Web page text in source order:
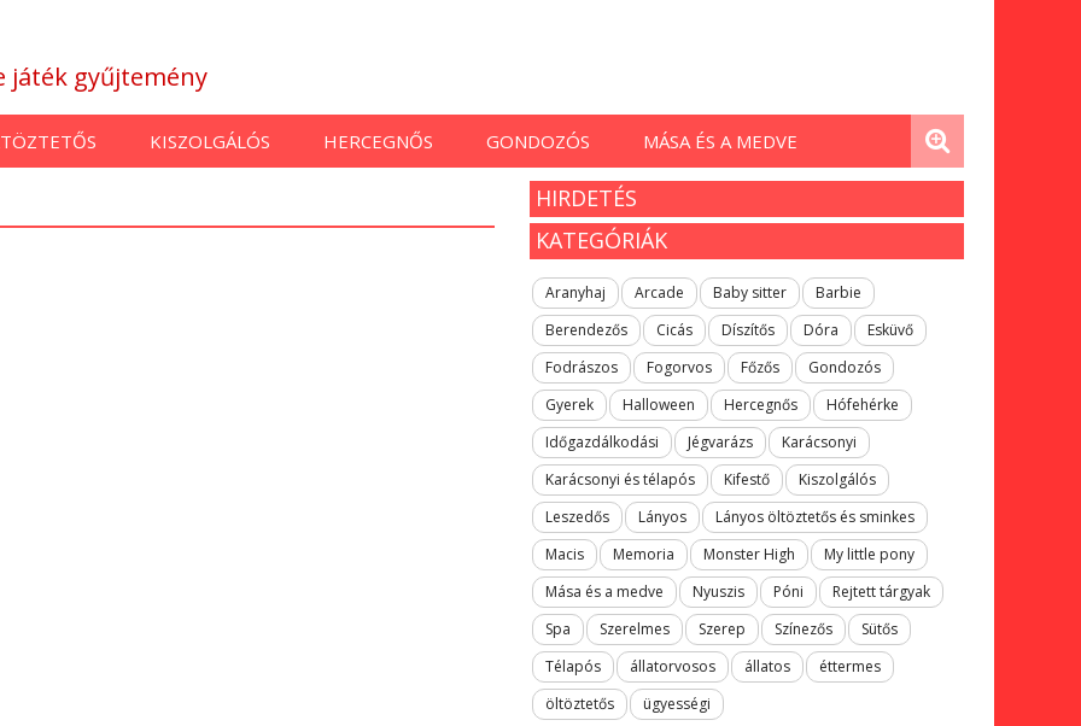
játék gyűjtemény
KISZOLGÁLÓS HERCEGNŐS GONDOZÓS MÁSA ÉS A MEDVE
HIRDETÉS
KATEGÓRIÁK
Aranyhaj Arcade Baby sitter
Barbie
Berendezős
Cicás Díszítős Dóra
Esküvő
Fodrászos
Fogorvos Főzős
Gondozós
Gyerek
Halloween Hercegnős
Hófehérke
Időgazdálkodási
Jégvarázs
Karácsonyi
Karácsonyi és télapós
Kifestő
Kiszolgálós
Leszedős
Lányos
Lányos öltöztetős és sminkes
Macis
Memoria Monster High
My little pony
Mása és a medve
Nyuszis Póni
Rejtett tárgyak
Spa
Szerelmes Szerep Színezős
Sütős
Télapós
állatorvosos állatos
éttermes
öltöztetős
ügyességi